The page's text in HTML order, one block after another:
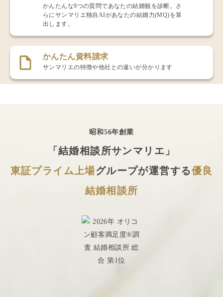
かんたんな9つの質問であなたの結婚観を診断。さ
らにサンマリエ独自AIがあなたの結婚力(MQ)を算
出します。
かんたん資料請求
サンマリエの特徴や他社との違いが分かります
昭和56年創業
「結婚相談所サンマリエ」
東証プライム上場グループが運営する優良
結婚相談所